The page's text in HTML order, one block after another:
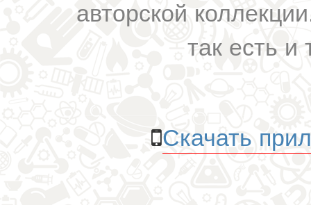
авторской
так есть и
Скачать